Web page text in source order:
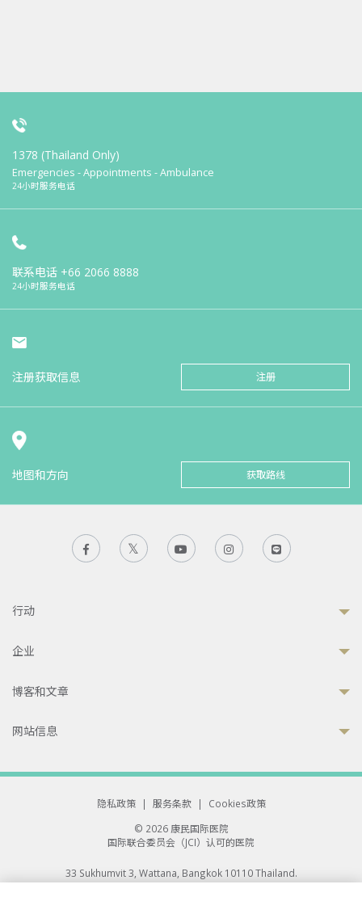
1378 (Thailand Only)
Emergencies - Appointments - Ambulance
24小时服务电话
联系电话 +66 2066 8888
24小时服务电话
注册获取信息 注册
地图和方向 获取路线
行动
企业
博客和文章
网站信息
隐私政策 | 服务条款 |
Cookies政策
© 2026 康民国际医院
国际联合委员会（JCI）认可的医院
33 Sukhumvit 3, Wattana, Bangkok 10110 Thailand.
All rights reserved.